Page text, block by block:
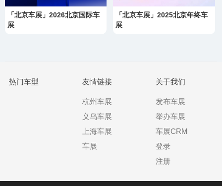
「北京车展」2026北京国际车
展
「北京车展」2025北京年终车
展
热门车型 友情链接
杭州车展
义乌车展
上海车展
车展
关于我们
发布车展
举办车展
车展CRM
登录
注册